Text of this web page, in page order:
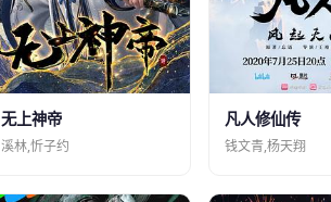
无上神帝
溪林,忻子约
凡人修仙传
钱文青,杨天翔